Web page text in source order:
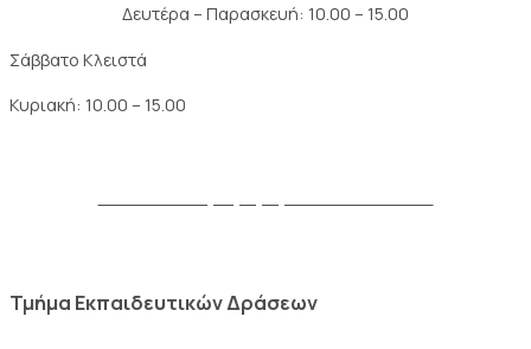
Δευτέρα – Παρασκευή: 10.00 – 15.00
Σάββατο Κλειστά
Κυριακή: 10.00 – 15.00
Τμήμα Εκπαιδευτικών Δράσεων